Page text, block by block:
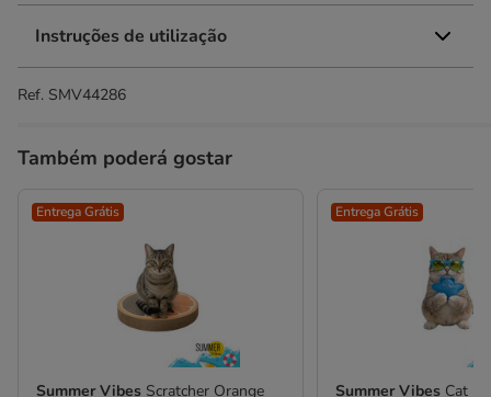
Instruções de utilização
Ref. SMV44286
Também poderá gostar
Entrega Grátis
Summer Vibes Scratcher Orange
Entrega Grátis
Summer Vibes Cat